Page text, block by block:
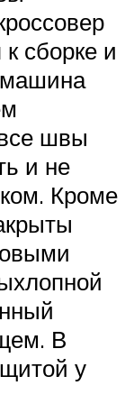
сборке и
машина
швы
и не
Кроме
В
у